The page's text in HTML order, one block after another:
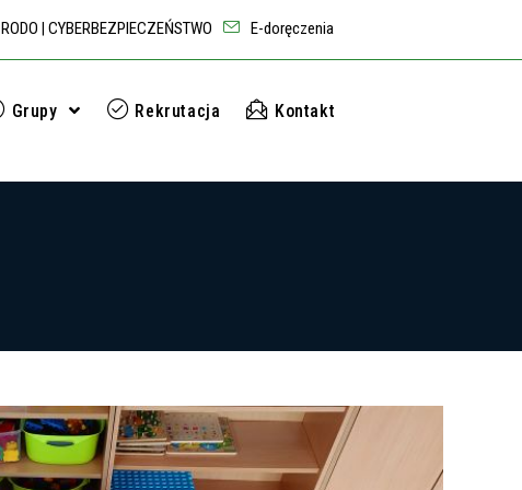
RODO CYBERBEZPIECZEŃSTWO E-doręczenia
Grupy Rekrutacja Kontakt